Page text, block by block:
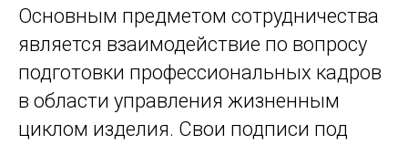
Основным предметом сотрудничества
является взаимодействие по вопросу
подготовки профессиональных кадров
в области управления жизненным
циклом изделия. Свои подписи под